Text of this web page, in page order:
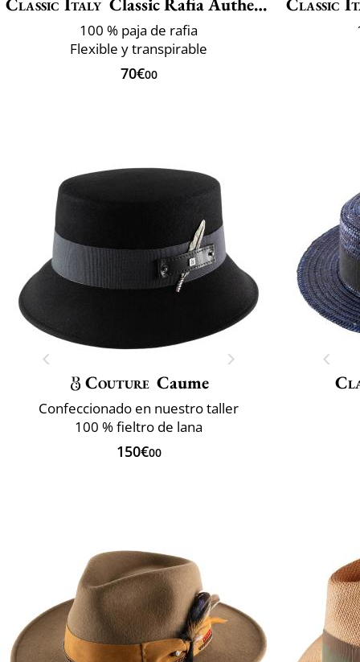
100 % paja de rafia
Flexible y transpirable
70€00
Couture Caume
Confeccionado en nuestro taller
100 % fieltro de lana
150€00